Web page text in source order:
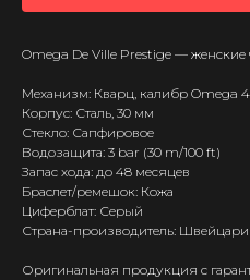
Omega De Ville Prestige — женские
Механизм: Кварц, калибр Omega
Корпус: Сталь, 30 мм
Стекло: Сапфировое
Водозащита: 3 bar (30 m/100 ft)
Запас хода: до 48 месяцев
Браслет/ремешок: Кожа
Циферблат: Серый
Страна-производитель:
Оригинальная продукция с